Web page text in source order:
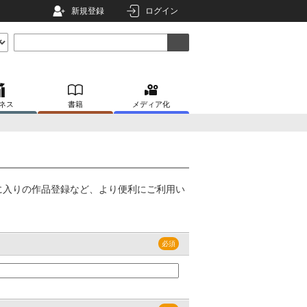
新規登録 ログイン
ス 書籍 メディア化
りの作品登録など、より便利にご利用い